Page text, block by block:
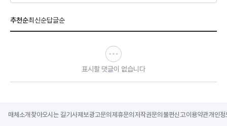
추천순최신순답글순
표시할 댓글이 없습니다
매체소개 찾아오시는 길기사제보광고문의 제휴문의 저작권문의 불편신고이용약관개인정